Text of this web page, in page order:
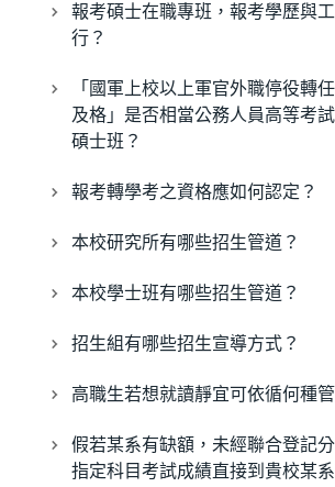
報考碩士在職專班，報考學歷與
行？
「國軍上校以上軍官外職停役轉
及格」是否相當公務人員高等考
碩士班？
報考轉學考之資格應如何認定？
本校研究所有哪些招生管道？
本校學士班有哪些招生管道？
招生組有哪些招生宣導方式？
高職生若想就讀靜宜可依循何種管
假若某系有缺額，未經聯合登記
指定科目考試成績直接到貴校某